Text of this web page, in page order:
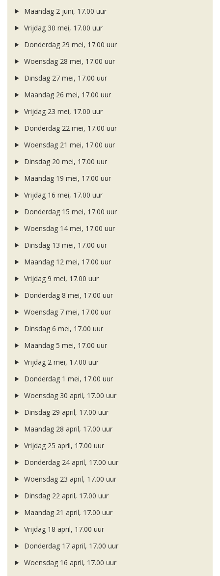
Maandag 2 juni, 17.00 uur
Vrijdag 30 mei, 17.00 uur
Donderdag 29 mei, 17.00 uur
Woensdag 28 mei, 17.00 uur
Dinsdag 27 mei, 17.00 uur
Maandag 26 mei, 17.00 uur
Vrijdag 23 mei, 17.00 uur
Donderdag 22 mei, 17.00 uur
Woensdag 21 mei, 17.00 uur
Dinsdag 20 mei, 17.00 uur
Maandag 19 mei, 17.00 uur
Vrijdag 16 mei, 17.00 uur
Donderdag 15 mei, 17.00 uur
Woensdag 14 mei, 17.00 uur
Dinsdag 13 mei, 17.00 uur
Maandag 12 mei, 17.00 uur
Vrijdag 9 mei, 17.00 uur
Donderdag 8 mei, 17.00 uur
Woensdag 7 mei, 17.00 uur
Dinsdag 6 mei, 17.00 uur
Maandag 5 mei, 17.00 uur
Vrijdag 2 mei, 17.00 uur
Donderdag 1 mei, 17.00 uur
Woensdag 30 april, 17.00 uur
Dinsdag 29 april, 17.00 uur
Maandag 28 april, 17.00 uur
Vrijdag 25 april, 17.00 uur
Donderdag 24 april, 17.00 uur
Woensdag 23 april, 17.00 uur
Dinsdag 22 april, 17.00 uur
Maandag 21 april, 17.00 uur
Vrijdag 18 april, 17.00 uur
Donderdag 17 april, 17.00 uur
Woensdag 16 april, 17.00 uur